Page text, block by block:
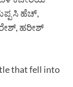
ಸಿ ಹೆಚ್,
ಹರೀಶ್
that fell into